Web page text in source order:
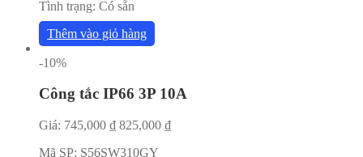
Tình trạng: Có sẵn
Thêm vào giỏ hàng
-10%
Công tắc IP66 3P 10A
Giá: 745,000 ₫ 825,000 ₫
Mã SP: S56SW310GY